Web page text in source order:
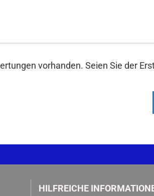
vorhanden. Seien Sie der
HILFREICHE